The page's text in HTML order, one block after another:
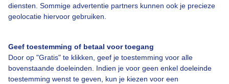
diensten. Sommige advertentie partners kunnen ook je precieze
geolocatie hiervoor gebruiken.
Geef toestemming of betaal voor toegang
Door op "Gratis" te klikken, geef je toestemming voor alle
bovenstaande doeleinden. Indien je voor geen enkel doeleinde
toestemming wenst te geven, kun je kiezen voor een
Over Buienradar
Veelgestelde vragen
Contact